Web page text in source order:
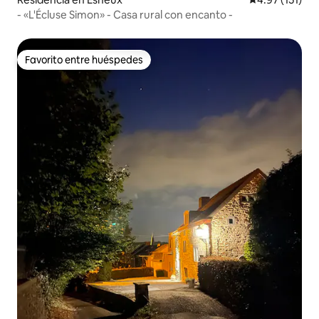
- «L'Écluse Simon» - Casa rural con encanto -
Favorito entre huéspedes
Favorito entre huéspedes